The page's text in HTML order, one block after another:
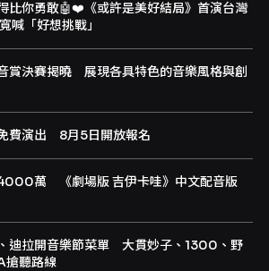
比你勇敢🤖❤️《或許是美好結局》首演台灣
喊「好想挑戰」
賞決賽揭曉 展現各具特色的音樂風格與創
費演出 8月5日開放報名
萬 《劇場版 吉伊卡哇》中文配音版
迪拉開音樂節菜單 大貫妙子、1300、野
聽路線